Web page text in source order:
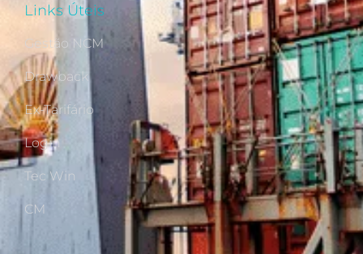
Links Úteis
Gestão NCM
Drawback
Ex-Tarifário
Login
Tec Win
CM